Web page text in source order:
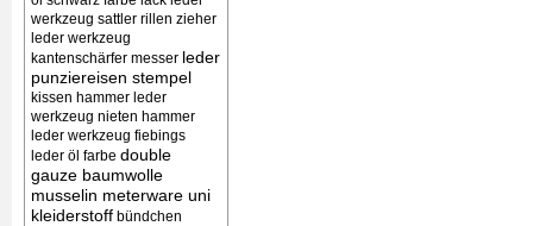
werkzeug sattler rillen zieher
leder werkzeug
kantenschärfer messer leder
punziereisen stempel
kissen hammer leder
werkzeug nieten hammer
leder werkzeug fiebings
leder öl farbe double
gauze baumwolle
musselin meterware uni
kleiderstoff bündchen